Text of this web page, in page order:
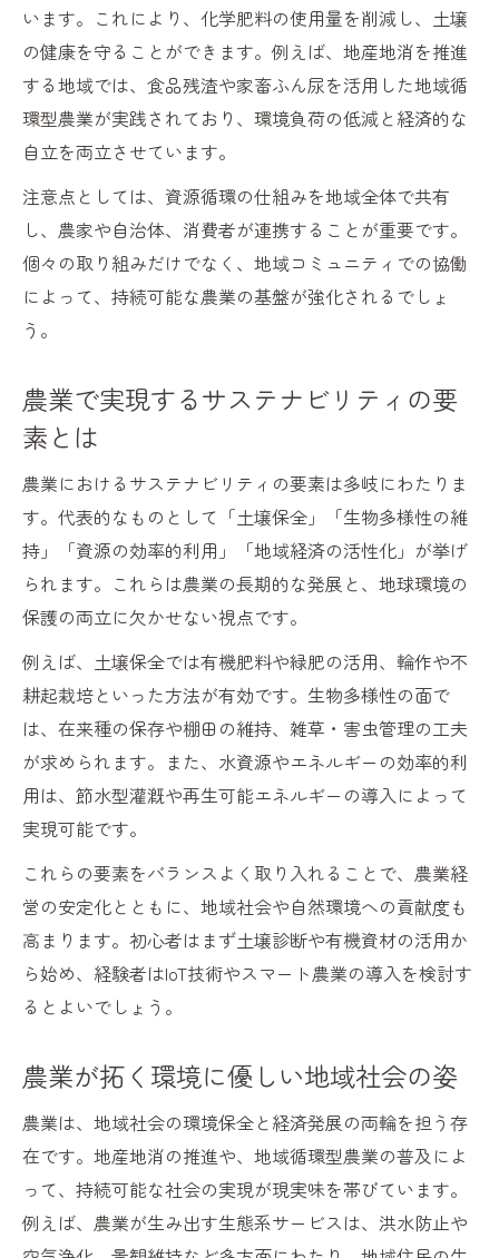
農業と地球保全を結ぶ取り組みとは
エコシステムを活かした農業の魅力
農業エコシステムが育む持続可能な環境
農業に活かすエコシステムの重要な役割
農業で広がる自然循環型エコシステムの価
値
農業と生態系サービスの最適なバランス
農業現場でのスマート技術活用の実態
農業の省力化と高品質化を両立する戦略
農業とSustainabilityを支える技術革新
農業とSustainability成功のヒント集
農業で持続可能性を実現する実践ポイント
農業とSustainabilityの成功要因を学ぶ
農業現場のサステナビリティ事例を徹底解
説
農業に根ざした持続可能な未来の作り方
農業従事者が参考にしたい工夫と戦略
います。これにより、化学肥料の使用量を削減し、土壌
の健康を守ることができます。例えば、地産地消を推進
する地域では、食品残渣や家畜ふん尿を活用した地域循
環型農業が実践されており、環境負荷の低減と経済的な
自立を両立させています。
注意点としては、資源循環の仕組みを地域全体で共有
し、農家や自治体、消費者が連携することが重要です。
個々の取り組みだけでなく、地域コミュニティでの協働
によって、持続可能な農業の基盤が強化されるでしょ
う。
農業で実現するサステナビリティの要
素とは
農業におけるサステナビリティの要素は多岐にわたりま
す。代表的なものとして「土壌保全」「生物多様性の維
持」「資源の効率的利用」「地域経済の活性化」が挙げ
られます。これらは農業の長期的な発展と、地球環境の
保護の両立に欠かせない視点です。
例えば、土壌保全では有機肥料や緑肥の活用、輪作や不
耕起栽培といった方法が有効です。生物多様性の面で
は、在来種の保存や棚田の維持、雑草・害虫管理の工夫
が求められます。また、水資源やエネルギーの効率的利
用は、節水型灌漑や再生可能エネルギーの導入によって
実現可能です。
これらの要素をバランスよく取り入れることで、農業経
営の安定化とともに、地域社会や自然環境への貢献度も
高まります。初心者はまず土壌診断や有機資材の活用か
ら始め、経験者はIoT技術やスマート農業の導入を検討す
るとよいでしょう。
農業が拓く環境に優しい地域社会の姿
農業は、地域社会の環境保全と経済発展の両輪を担う存
在です。地産地消の推進や、地域循環型農業の普及によ
って、持続可能な社会の実現が現実味を帯びています。
例えば、農業が生み出す生態系サービスは、洪水防止や